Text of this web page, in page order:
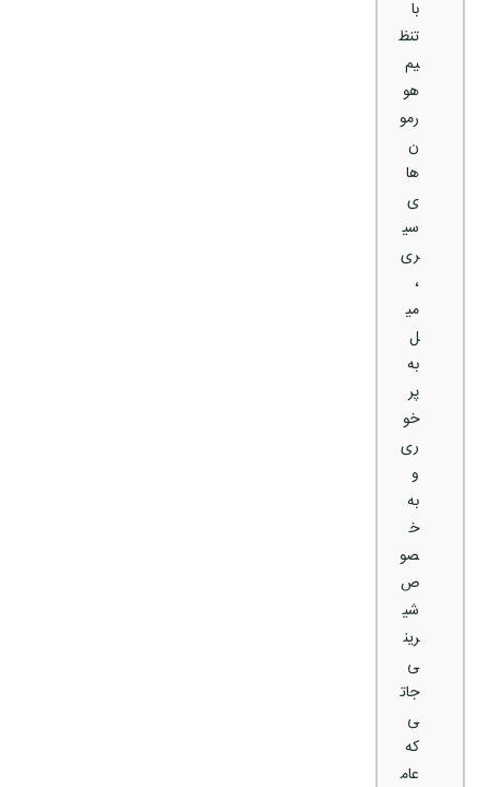
با
تنظ
یم
هو
رمو
ن‌
ها
ی
سی
ری
،
می
ل
به
پر
خو
ری
و
به‌
خ
صو
ص
شی
رین
ی‌
جات
ی
که
عام